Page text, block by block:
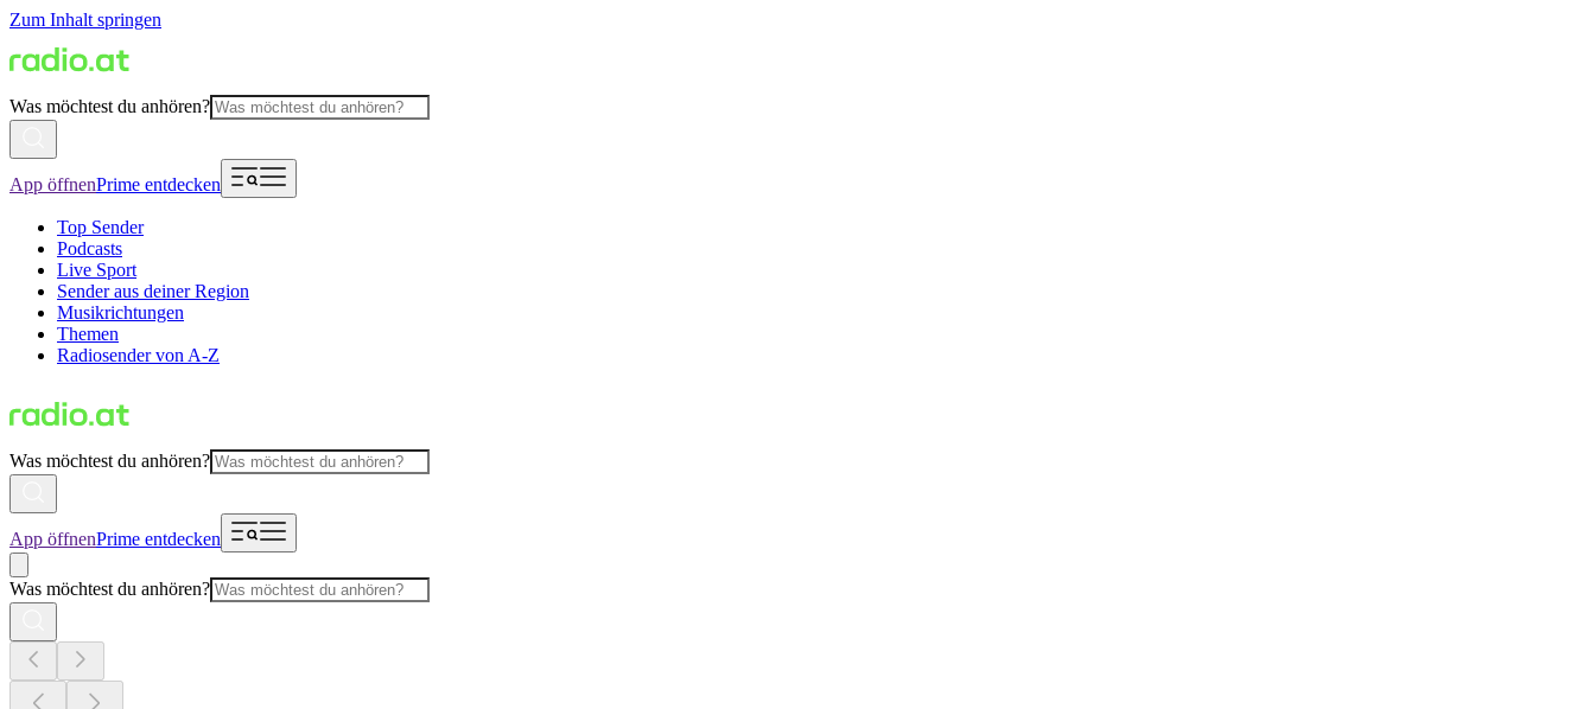
Zum Inhalt springen
Was möchtest du anhören?
App öffnenPrime entdecken
Top Sender
Podcasts
Live Sport
Sender aus deiner Region
Musikrichtungen
Themen
Radiosender von A-Z
Was möchtest du anhören?
App öffnenPrime entdecken
Was möchtest du anhören?